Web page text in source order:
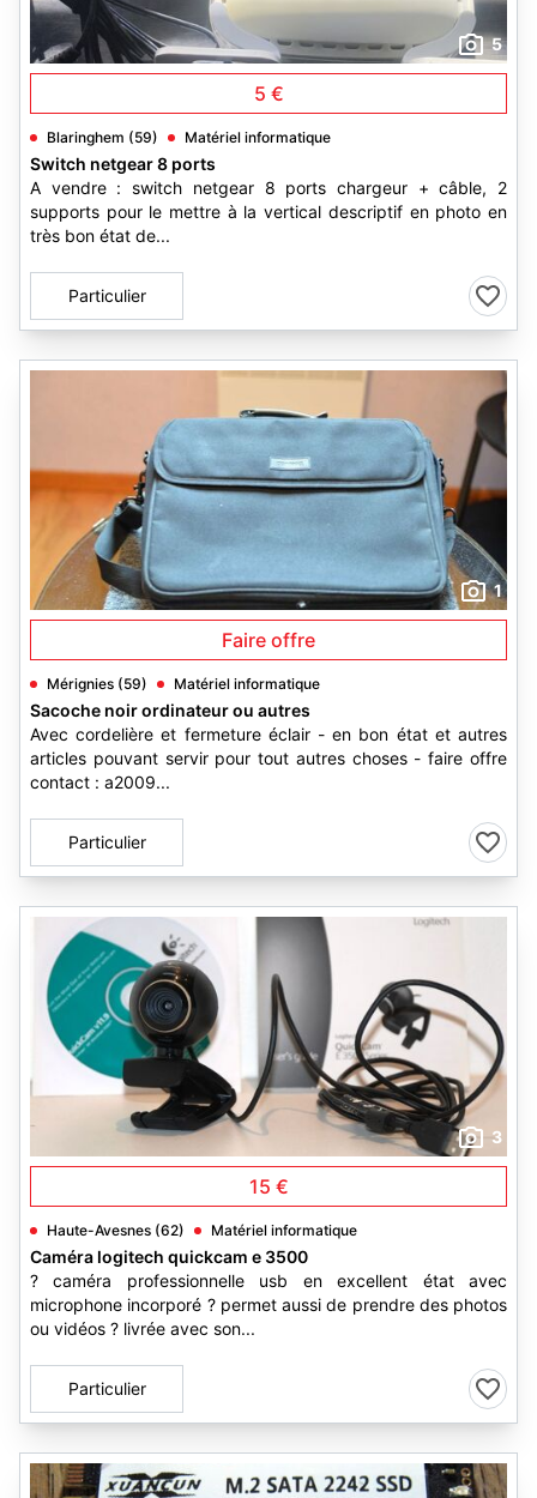
5
5 €
Blaringhem (59) Matériel informatique
Switch netgear 8 ports
A vendre : switch netgear 8 ports chargeur + câble, 2
supports pour le mettre à la vertical descriptif en photo en
très bon état de...
Particulier
1
Faire offre
Mérignies (59) Matériel informatique
Sacoche noir ordinateur ou autres
Avec cordelière et fermeture éclair - en bon état et autres
articles pouvant servir pour tout autres choses - faire offre
contact : a2009...
Particulier
3
15 €
Haute-Avesnes (62) Matériel informatique
Caméra logitech quickcam e 3500
? caméra professionnelle usb en excellent état avec
microphone incorporé ? permet aussi de prendre des photos
ou vidéos ? livrée avec son...
Particulier